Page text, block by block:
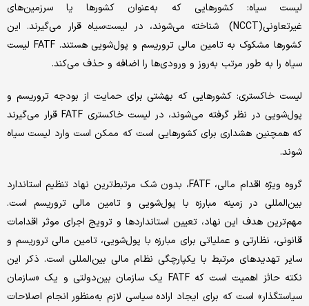
لیست سیاه: کشورهایی که به‌عنوان کشورها یا سرزمین‌های
غیر‌تعاونی(NCCT) شناخته می‌شوند، در لیست‌سیاه قرار می‌گیرند. این
کشورها مشکوک به تامین مالی تروریسم و پول‌شویی هستند. FATF لیست
سیاه را به طور مرتب به‌روز و ورودی‌ها را اضافه و حذف می‌کند.
لیست خاکستری: کشورهایی که بهشتی برای حمایت از بودجه تروریسم و
پول‌شویی در نظر گرفته می‌شوند، در لیست خاکستری FATF قرار می‌گیرند
که همچنین هشداری برای کشورهایی است که ممکن است وارد لیست سیاه
شوند.
گروه ویژه اقدام مالی، FATF، بدون شک مرتبط‌‌‌ترین نهاد تنظیم استاندارد
بین‌المللی در زمینه مبارزه با پول‌شویی و تامین مالی تروریسم است.
مهم‌ترین هدف این نهاد، تعیین استانداردها و ترویج اجرای موثر اقدامات
قانونی، نظارتی و عملیاتی برای مبارزه با پول‌شویی، تامین مالی تروریسم و
سایر تهدیدهای مرتبط با یکپارچگی نظام مالی بین‌المللی است. ذکر این
نکته حائز اهمیت است که FATF یک سازمان بین‌دولتی و یک «سازمان
سیاستگذار» است که برای ایجاد اراده سیاسی لازم به‌منظور انجام اصلاحات